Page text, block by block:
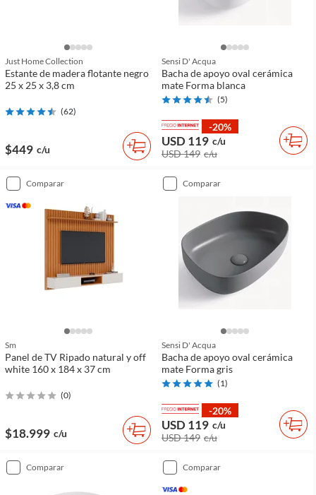
Just Home Collection
Estante de madera flotante negro
25 x 25 x 3,8 cm
(62)
$449 c/u
Sensi D' Acqua
Bacha de apoyo oval cerámica
mate Forma blanca
(5)
-20%
USD 119 c/u
USD 149 c/u
comparar
Sm
Panel de TV Ripado natural y off
white 160 x 184 x 37 cm
(0)
$18.999 c/u
comparar
Sensi D' Acqua
Bacha de apoyo oval cerámica
mate Forma gris
(1)
-20%
USD 119 c/u
USD 149 c/u
comparar comparar